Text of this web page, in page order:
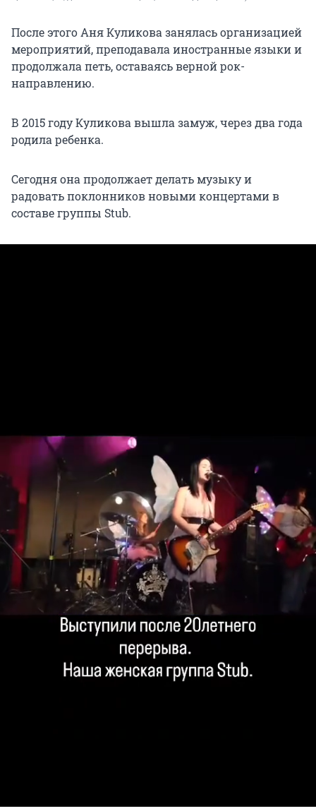
После этого Аня Куликова занялась организацией
мероприятий, преподавала иностранные языки и
продолжала петь, оставаясь верной рок-
направлению.
В 2015 году Куликова вышла замуж, через два года
родила ребенка.
Сегодня она продолжает делать музыку и
радовать поклонников новыми концертами в
составе группы Stub.